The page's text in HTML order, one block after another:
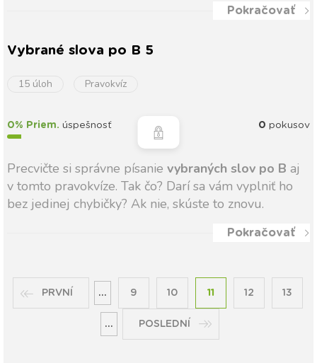
Pokračovať
Vybrané slova po B 5
15 úloh Pravokvíz
0% Priem. úspešnosť 0 pokusov
Precvičte si správne písanie vybraných slov po B aj
v tomto pravokvíze. Tak čo? Darí sa vám vyplniť ho
bez jedinej chybičky? Ak nie, skúste to znovu.
Pokračovať
PRVNÍ ... 9 10 11 12 13
... POSLEDNÍ